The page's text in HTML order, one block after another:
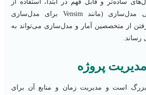
ساده‌تر و قابل فهم در ابتدا، استفاده از
نرم‌افزارهای تخصصی مدل‌سازی (مانند Vensim برای مدل‌سازی
از متخصصین آمار و مدل‌سازی می‌تواند به
رساند.
پروژه
بزرگ است و مدیریت زمان و منابع آن برای